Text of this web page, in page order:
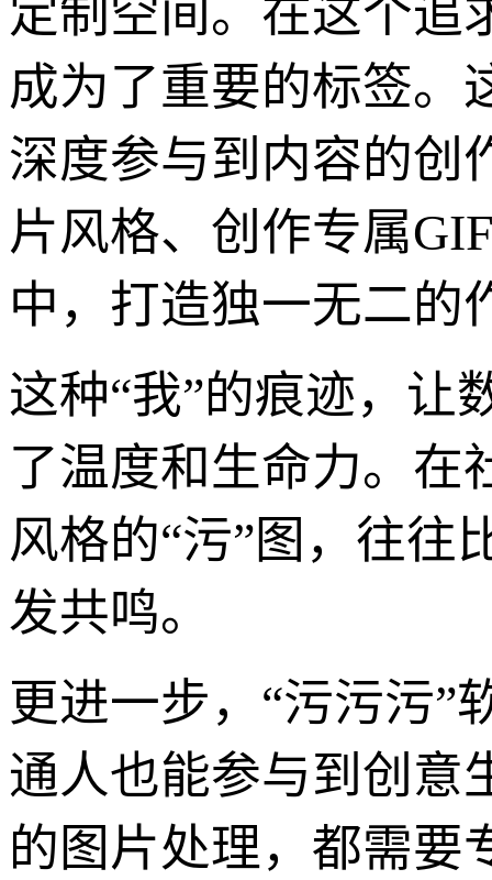
定制空间。在这个追
成为了重要的标签。
深度参与到内容的创
片风格、创作专属
中，打造独一无二的
这种“我”的痕迹，让
了温度和生命力。在
风格的“污”图，往往
发共鸣。
更进一步，“污污污”
通人也能参与到创意
的图片处理，都需要